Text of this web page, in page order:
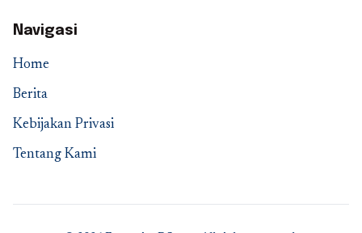
Navigasi
Home
Berita
Kebijakan Privasi
Tentang Kami